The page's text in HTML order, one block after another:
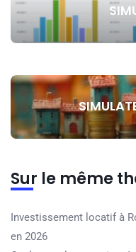
Sur le même
Investissement locatif à
en 2026